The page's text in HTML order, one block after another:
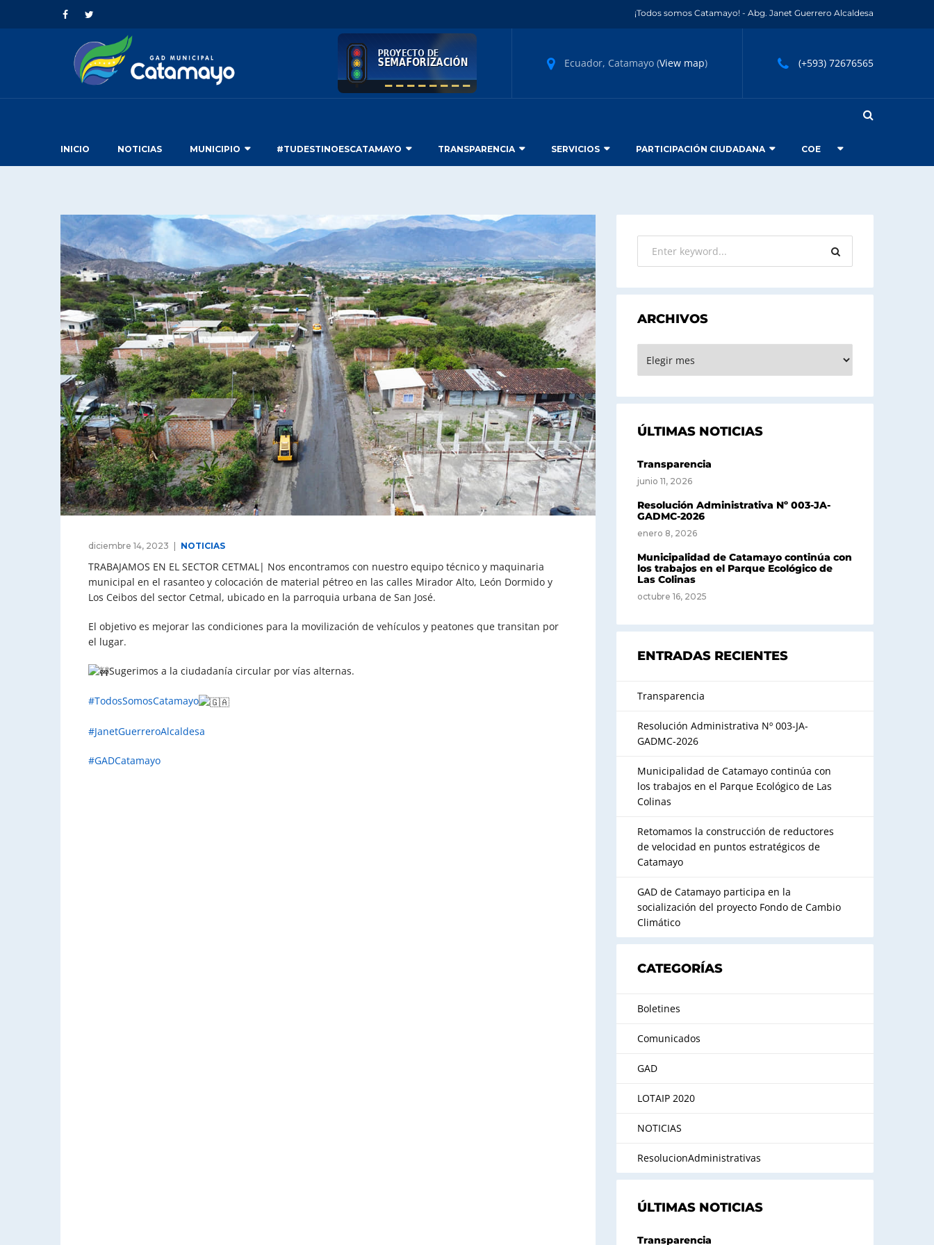
¡Todos somos Catamayo! - Abg. Janet Guerrero Alcaldesa
Ecuador, Catamayo (View map) (+593) 72676565
INICIO NOTICIAS MUNICIPIO #TUDESTINOESCATAMAYO TRANSPARENCIA SERVICIOS PARTICIPACIÓN CIUDADANA COE
diciembre 14, 2023 NOTICIAS
TRABAJAMOS EN EL SECTOR CETMAL| Nos encontramos con nuestro equipo técnico y maquinaria
municipal en el rasanteo y colocación de material pétreo en las calles Mirador Alto, León Dormido y
Los Ceibos del sector Cetmal, ubicado en la parroquia urbana de San José.
El objetivo es mejorar las condiciones para la movilización de vehículos y peatones que transitan por
el lugar.
Sugerimos a la ciudadanía circular por vías alternas.
#TodosSomosCatamayo
#JanetGuerreroAlcaldesa
#GADCatamayo
ARCHIVOS
ÚLTIMAS NOTICIAS
Transparencia
junio 11, 2026
Resolución Administrativa Nº 003-JA-
GADMC-2026
enero 8, 2026
Municipalidad de Catamayo continúa con
los trabajos en el Parque Ecológico de
Las Colinas
octubre 16, 2025
ENTRADAS RECIENTES
Transparencia
Resolución Administrativa Nº 003-JA-
GADMC-2026
Municipalidad de Catamayo continúa con
los trabajos en el Parque Ecológico de Las
Colinas
Retomamos la construcción de reductores
de velocidad en puntos estratégicos de
Catamayo
GAD de Catamayo participa en la
socialización del proyecto Fondo de Cambio
Climático
CATEGORÍAS
Boletines
Comunicados
GAD
LOTAIP 2020
NOTICIAS
ResolucionAdministrativas
ÚLTIMAS NOTICIAS
Transparencia